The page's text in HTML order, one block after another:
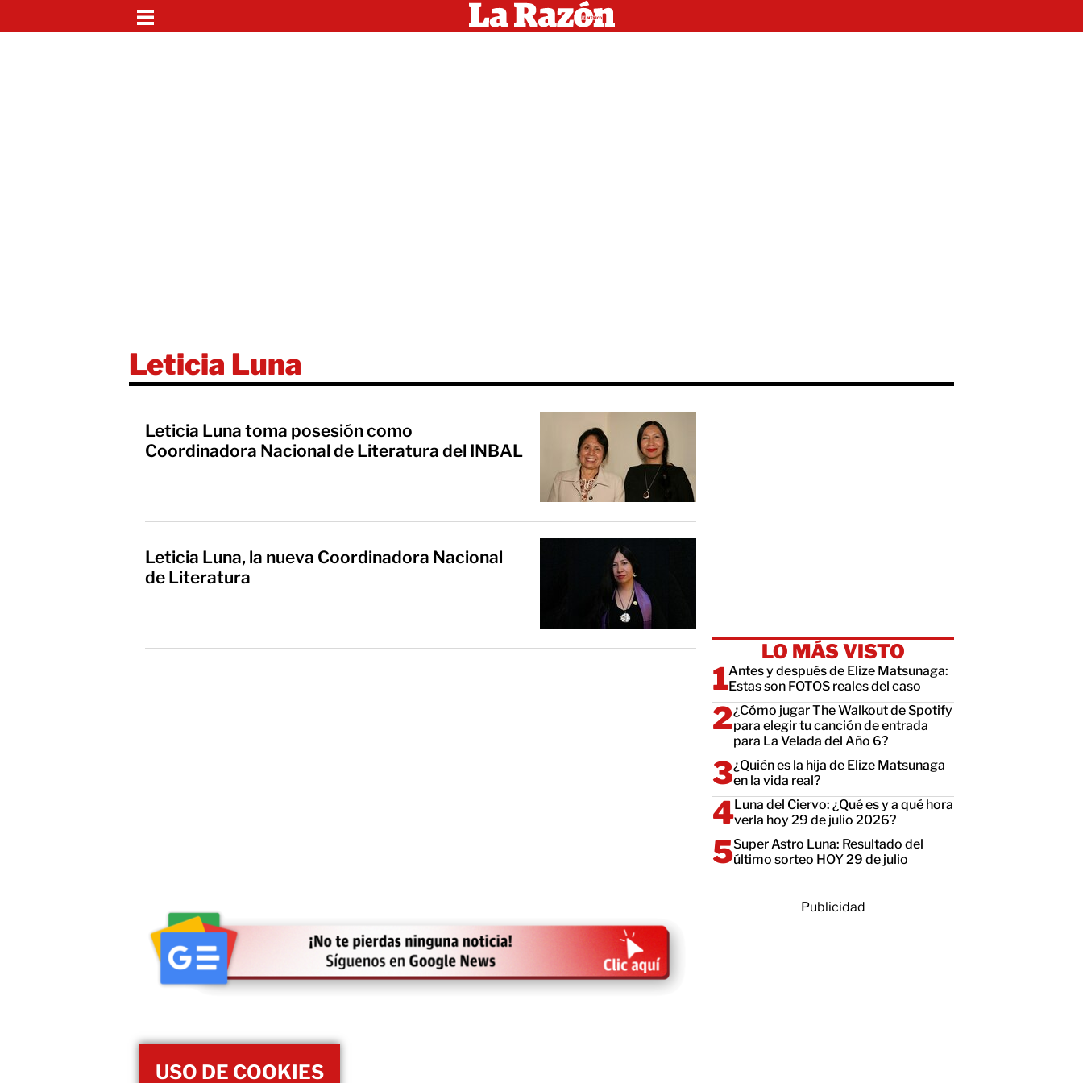
Leticia Luna
Leticia Luna toma posesión como
Coordinadora Nacional de Literatura del INBAL
Leticia Luna, la nueva Coordinadora Nacional
de Literatura
LO MÁS VISTO
Antes y después de Elize Matsunaga:
Estas son FOTOS reales del caso
¿Cómo jugar The Walkout de Spotify
para elegir tu canción de entrada
para La Velada del Año 6?
¿Quién es la hija de Elize Matsunaga
en la vida real?
Luna del Ciervo: ¿Qué es y a qué hora
verla hoy 29 de julio 2026?
Super Astro Luna: Resultado del
último sorteo HOY 29 de julio
Publicidad
USO DE COOKIES